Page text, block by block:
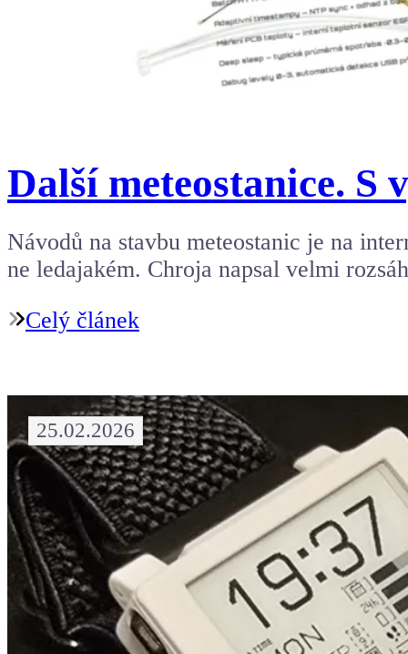
Další meteostanice. S
Návodů na stavbu meteostanic je na
ne ledajakém. Chroja napsal velmi
Celý článek
25.02.2026